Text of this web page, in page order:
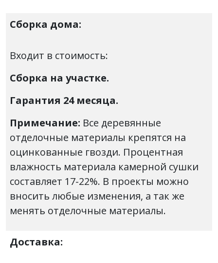
Сборка дома:
Входит в стоимость:
Сборка на участке.
Гарантия 24 месяца.
Примечание: Все деревянные
отделочные материалы крепятся на
оцинкованные гвозди. Процентная
влажность материала камерной сушки
составляет 17-22%. В проекты можно
вносить любые изменения, а так же
менять отделочные материалы.
Доставка: